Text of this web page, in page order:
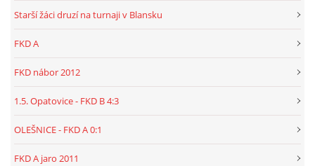
Starší žáci druzí na turnaji v Blansku
FKD A
FKD nábor 2012
1.5. Opatovice - FKD B 4:3
OLEŠNICE - FKD A 0:1
FKD A jaro 2011